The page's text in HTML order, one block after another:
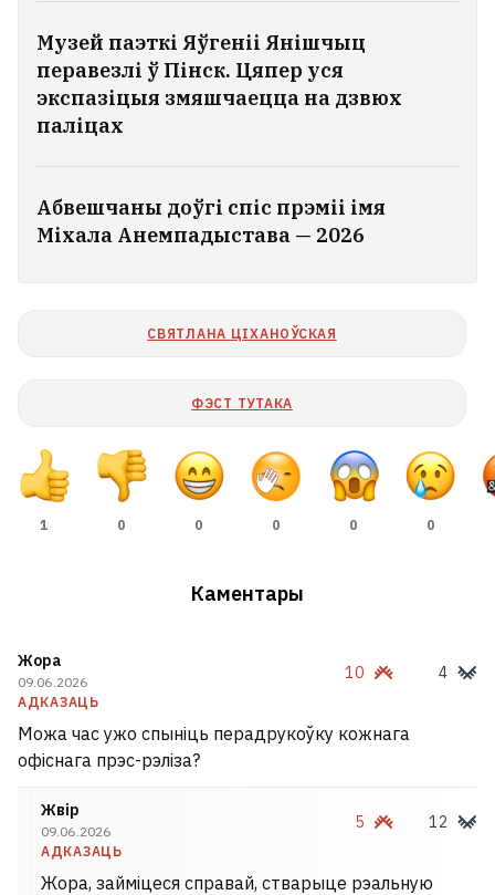
Музей паэткі Яўгеніі Янішчыц
перавезлі ў Пінск. Цяпер уся
экспазіцыя змяшчаецца на дзвюх
паліцах
Абвешчаны доўгі спіс прэміі імя
Міхала Анемпадыстава — 2026
СВЯТЛАНА ЦІХАНОЎСКАЯ
ФЭСТ ТУТАКА
1 0 0 0 0 0
Каментары
Жора
09.06.2026
АДКАЗАЦЬ
10 4
Можа час ужо спыніць перадрукоўку кожнага
офіснага прэс-рэліза?
Жвір
09.06.2026
АДКАЗАЦЬ
5 12
Жора, займіцеся справай, стварыце рэальную
Ва Украіне апублікавалі свежы
першым месцы
25
У Мазыры з акна дзявятага паверха
расказаў, як яго справа цяпер і што будзе
далей
«Аб гэты трамплін можна забівацца
велатрэніроўцы праз нечаканую
перашкоду